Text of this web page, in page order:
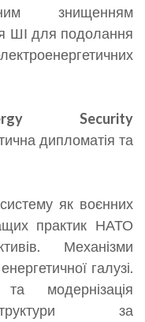
знищенням
ШІ для подолання
Security
дипломатія та
як воєнних
практик НАТО
Механізми
галузі.
модернізація
за